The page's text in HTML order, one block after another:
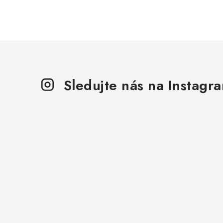
Sledujte nás na